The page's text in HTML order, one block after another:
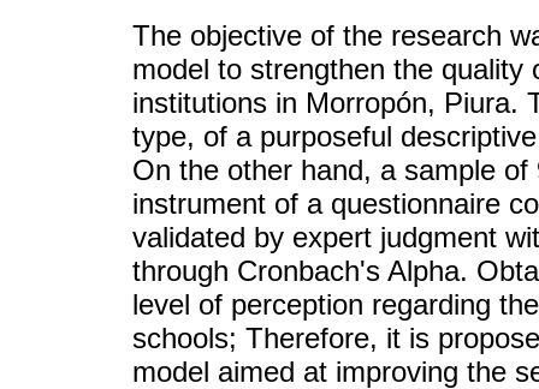
The objective of the research
model to strengthen the
institutions in Morropón, Piura.
type, of a purposeful
On the other hand, a sample
instrument of a questionnaire
validated by expert judgment
through Cronbach's Alpha.
level of perception regarding
schools; Therefore, it is
model aimed at improving the